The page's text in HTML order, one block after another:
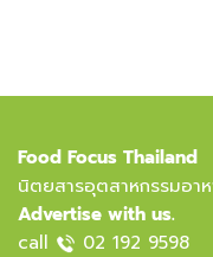
Food Focus Thailand
นิตยสารอุตสาหกรรมอาห
Advertise with us.
call
02 192 9598